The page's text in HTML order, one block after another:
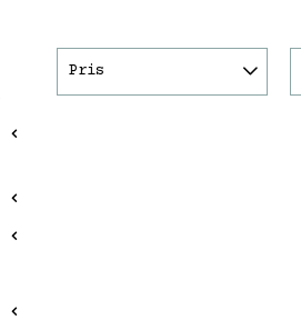
Pris